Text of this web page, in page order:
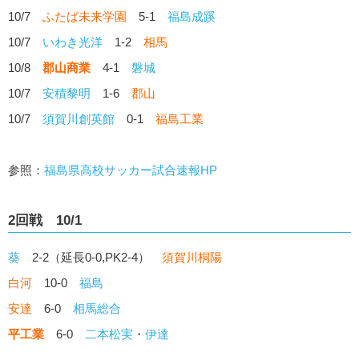
10/7 ふたば未来学園 5-1 福島成蹊
10/7 いわき光洋 1-2 相馬
10/8 郡山商業 4-1 磐城
10/7 安積黎明 1-6 郡山
10/7 須賀川創英館 0-1 福島工業
参照： 福島県高校サッカー試合速報HP
2回戦 10/1
葵 2-2（延長0-0,PK2-4）
須賀川桐陽
白河 10-0 福島
安達 6-0 相馬総合
平工業 6-0 二本松実 ・ 伊達